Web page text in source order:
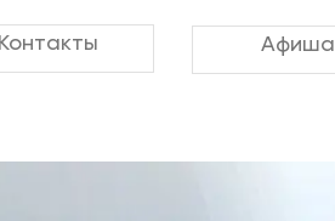
Контакты Афиша